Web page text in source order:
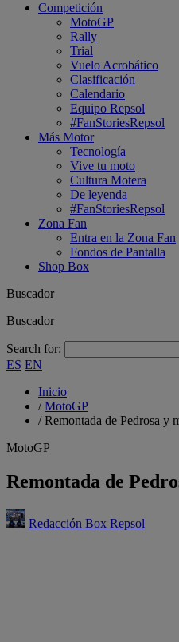
Competición
MotoGP
Rally
Trial
Vuelo Acrobático
Clasificación
Calendario
Equipo Repsol
#FanStoriesRepsol
Más Motor
Tecnología
Vive tu moto
Cultura Motera
De leyenda
#FanStoriesRepsol
Zona Fan
Entra en la Zona Fan
Fondos de Pantalla
Shop Box
Buscador
Buscador
Search for:
ES EN
Inicio
/MotoGP
/Remontada de Pedrosa y
MotoGP
Remontada de
Redacción Box Repsol